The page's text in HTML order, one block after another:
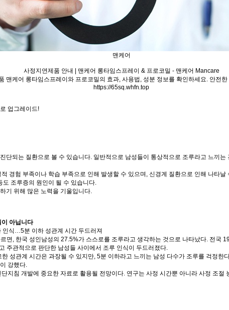
맨케어
사정지연제품 안내 | 맨케어 롱타임스프레이 & 프로코밀 - 맨케어 Mancare
맨케어 롱타임스프레이와 프로코밀의 효과, 사용법, 성분 정보를 확인하세요. 안전한
https://65sq.whfn.top
업그레이드!
단되는 질환으로 볼 수 있습니다. 일반적으로 남성들이 통상적으로 조루라고 느끼
경험 부족이나 학습 부족으로 인해 발생할 수 있으며, 신경계 질환으로 인해 나타
조루증의 원인이 될 수 있습니다.
기 위해 많은 노력을 기울입니다.
이 아닙니다
인식…5분 이하 성관계 시간 두드러져
면, 한국 성인남성의 27.5%가 스스로를 조루라고 생각하는 것으로 나타났다. 전국
주관적으로 판단한 남성들 사이에서 조루 인식이 두드러졌다.
성관계 시간은 과장될 수 있지만, 5분 이하라고 느끼는 남성 다수가 조루를 걱정한
강했다.
지침 개발에 중요한 자료로 활용될 전망이다. 연구는 사정 시간뿐 아니라 사정 조절